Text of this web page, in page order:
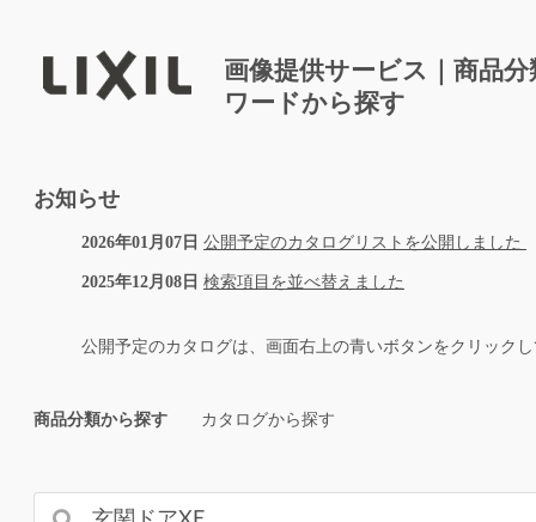
画像提供サービス｜商品分
ワードから探す
お知らせ
2026年01月07日 公開予定のカタログリストを公開しました
2025年12月08日 検索項目を並べ替えました
公開予定のカタログは、画面右上の青いボタンをクリック
商品分類から探す カタログから探す